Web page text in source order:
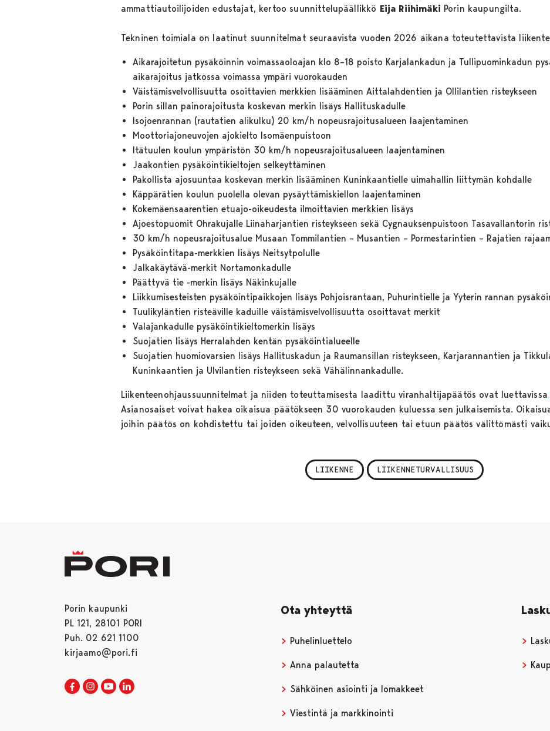
ammattiautoilijoiden edustajat, kertoo suunnittelupäällikkö Eija Riihimäki Porin kaupungilta.
Tekninen toimiala on laatinut suunnitelmat seuraavista vuoden 2026 aikana toteutettavista
Aikarajoitetun pysäköinnin voimassaoloajan klo 8–18 poisto Karjalankadun ja Tullipuominkadun
aikarajoitus jatkossa voimassa ympäri vuorokauden
Väistämisvelvollisuutta osoittavien merkkien lisääminen Aittalahdentien ja Ollilantien risteykseen
Porin sillan painorajoitusta koskevan merkin lisäys Hallituskadulle
Isojoenrannan (rautatien alikulku) 20 km/h nopeusrajoitusalueen laajentaminen
Moottoriajoneuvojen ajokielto Isomäenpuistoon
Itätuulen koulun ympäristön 30 km/h nopeusrajoitusalueen laajentaminen
Jaakontien pysäköintikieltojen selkeyttäminen
Pakollista ajosuuntaa koskevan merkin lisääminen Kuninkaantielle uimahallin liittymän kohdalle
Käppärätien koulun puolella olevan pysäyttämiskiellon laajentaminen
Kokemäensaarentien etuajo-oikeudesta ilmoittavien merkkien lisäys
Ajoestopuomit Ohrakujalle Liinaharjantien risteykseen sekä Cygnauksenpuistoon Tasavallantorin
30 km/h nopeusrajoitusalue Musaan Tommilantien – Musantien – Pormestarintien – Rajatien
Pysäköintitapa-merkkien lisäys Neitsytpolulle
Jalkakäytävä-merkit Nortamonkadulle
Päättyvä tie -merkin lisäys Näkinkujalle
Liikkumisesteisten pysäköintipaikkojen lisäys Pohjoisrantaan, Puhurintielle ja Yyterin rannan
Tuulikyläntien risteäville kaduille väistämisvelvollisuutta osoittavat merkit
Valajankadulle pysäköintikieltomerkin lisäys
Suojatien lisäys Herralahden kentän pysäköintialueelle
Suojatien huomiovarsien lisäys Hallituskadun ja Raumansillan risteykseen, Karjarannantien ja
Kuninkaantien ja Ulvilantien risteykseen sekä Vähälinnankadulle.
Liikenteenohjaussuunnitelmat ja niiden toteuttamisesta laadittu viranhaltijapäätös ovat luettavissa
Asianosaiset voivat hakea oikaisua päätökseen 30 vuorokauden kuluessa sen julkaisemista.
joihin päätös on kohdistettu tai joiden oikeuteen, velvollisuuteen tai etuun päätös välittömästi
LIIKENNE LIIKENNETURVALLISUUS
Porin kaupunki
PL 121, 28101 PORI
Puh. 02 621 1100
kirjaamo@pori.fi
Porin kaupunki Facebookissa
Avautuu uudessa välilehdessä
Porin kaupunki Instagramissa
Avautuu uudessa välilehdessä
Porin kaupunki Youtubessa
Avautuu uudessa välilehdessä
Ota yhteyttä
Puhelinluettelo
Anna palautetta
Sähköinen asiointi ja lomakkeet
Viestintä ja markkinointi